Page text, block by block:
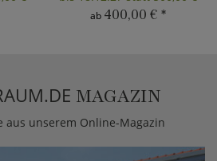
ab 400,00 € *
MAGAZIN
aus unserem Online-Magazin